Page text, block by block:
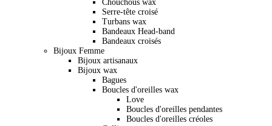
Chouchous wax
Serre-tête croisé
Turbans wax
Bandeaux Head-band
Bandeaux croisés
Bijoux Femme
Bijoux artisanaux
Bijoux wax
Bagues
Boucles d'oreilles wax
Love
Boucles d'oreilles pendantes
Boucles d'oreilles créoles